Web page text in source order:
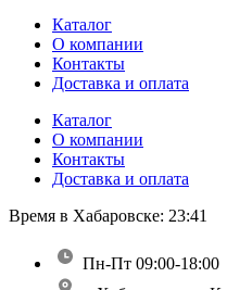
Каталог
О компании
Контакты
Доставка и оплата
Каталог
О компании
Контакты
Доставка и оплата
Время в Хабаровске: 23:41
Пн-Пт 09:00-18:00